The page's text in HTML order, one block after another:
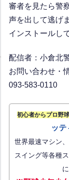
審者を見たら警
声を出して逃げ
インストールし
配信者：小倉北
お問い合わせ・
093-583-0110
初心者からプロ野
ッテ
世界最速マシン
スイング等各種